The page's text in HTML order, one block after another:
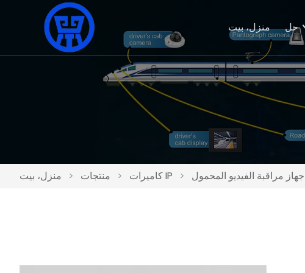
منزل، بيت حل
منزل، بيت > منتجات > كاميرات IP > جهاز مراقبة الفيديو المحمول